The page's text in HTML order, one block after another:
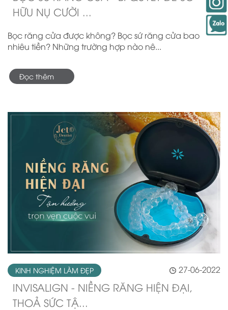
HỮU NỤ CƯỜI ...
Bọc răng cửa được không? Bọc sứ răng cửa bao
nhiêu tiền? Những trường hợp nào nê...
Đọc thêm
27-06-2022
KINH NGHIỆM LÀM ĐẸP
INVISALIGN - NIỀNG RĂNG HIỆN ĐẠI,
THOẢ SỨC TẬ...